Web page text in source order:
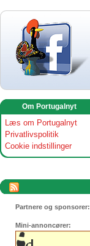
Om Portugalnyt
Læs om Portugalnyt
Privatlivspolitik
Cookie indstillinger
Partnere og sponsorer:
Mini-annoncører: